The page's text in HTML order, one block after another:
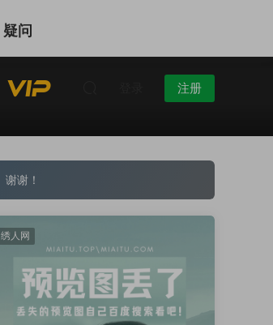
疑问
注册
谢！
绣人网